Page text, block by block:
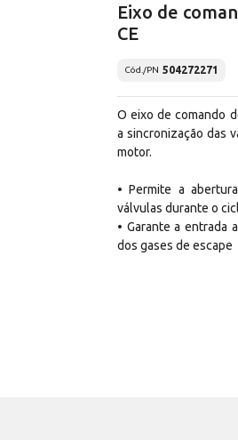
Eixo de
CE
Cód./PN 504272271
O eixo de comando
a sincronização das
motor.
• Permite a
válvulas durante o
• Garante a entrada
dos gases de escape